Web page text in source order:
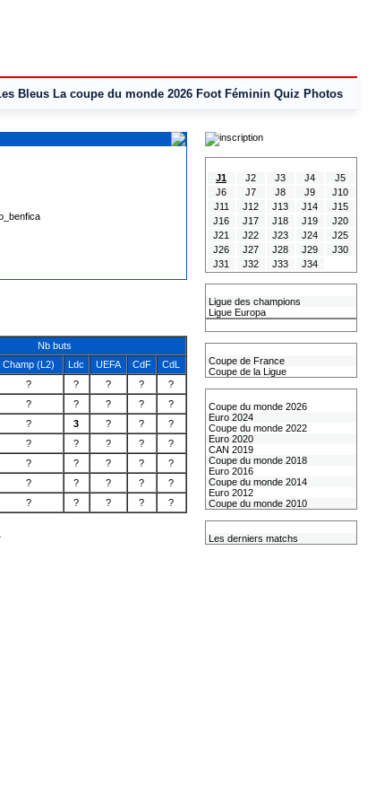
Bleus La coupe du monde 2026 Foot Féminin Quiz Photos
Nb buts
Champ (L2) Ldc UEFA CdF
CdL
? ? ? ?
?
? ? ? ?
?
? 3 ? ?
?
? ? ? ?
?
? ? ? ?
?
? ? ? ?
?
? ? ? ? ?
J1
J2 J3 J4
J5
J6
J7 J8 J9
J10
J11
J12 J13 J14
J15
J16
J17 J18 J19
J20
J21
J22 J23 J24
J25
J26
J27 J28 J29
J30
J31
J32 J33 J34
Ligue des champions
Ligue Europa
Coupe de France
Coupe de la Ligue
Coupe du monde 2026
Euro 2024
Coupe du monde 2022
Euro 2020
CAN 2019
Coupe du monde 2018
Euro 2016
Coupe du monde 2014
Euro 2012
Coupe du monde 2010
Les derniers matchs